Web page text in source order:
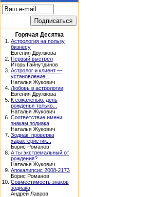
Горячая Десятка
1. Астрология на пользу
бизнесу
Евгения Дружкова
2. Первый выстрел
Игорь Гайнутдинов
3. Астролог и клиент —
установление...
Наталья Жукович
4. Любовь в астрологии
Евгения Дружкова
5. К сожаленью, день
рожденья только...
Наталья Жукович
6. Соответствие имени
знакам зодиака
Наталья Жукович
7. Зодиак: проверка
характеристик...
Борис Романов
8. А ты экстремальный от
рождения?
Наталья Жукович
9. Апокалипсис 2008-2173
Борис Романов
10. Совместимость знаков
зодиака
Андрей Лавров